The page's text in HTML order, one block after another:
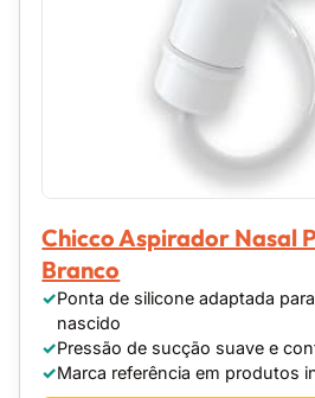
Chicco Aspirador Nasal
Branco
Ponta de silicone adaptada
nascido
Pressão de sucção suave e
Marca referência em produtos